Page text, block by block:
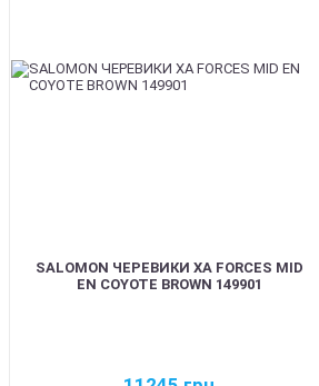
SALOMON ЧЕРЕВИКИ XA FORCES MID
EN COYOTE BROWN 149901